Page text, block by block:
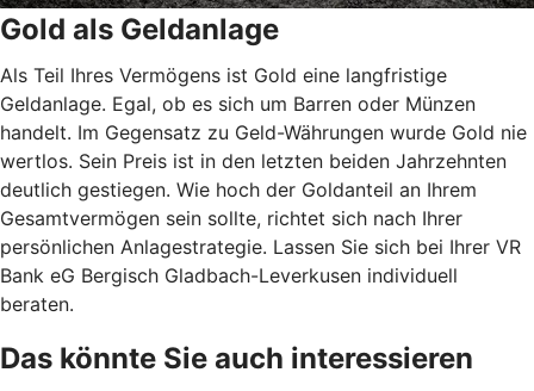
Gold als Geldanlage
Als Teil Ihres Vermögens ist Gold eine langfristige
Geldanlage. Egal, ob es sich um Barren oder Münzen
handelt. Im Gegensatz zu Geld-Währungen wurde Gold nie
wertlos. Sein Preis ist in den letzten beiden Jahrzehnten
deutlich gestiegen. Wie hoch der Goldanteil an Ihrem
Gesamtvermögen sein sollte, richtet sich nach Ihrer
persönlichen Anlagestrategie. Lassen Sie sich bei Ihrer VR
Bank eG Bergisch Gladbach-Leverkusen individuell
beraten.
Das könnte Sie auch interessieren